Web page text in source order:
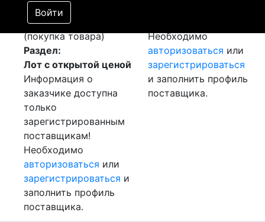
Войти
Победитель выбран
Лот №:940
(покупка товара)
Раздел:
Лот с открытой ценой
Информация о
заказчике доступна
только
зарегистрированным
поставщикам!
Необходимо
авторизоваться или
зарегистрироваться и
заполнить профиль
поставщика.
Необходимо
авторизоваться или
зарегистрироваться
и заполнить профиль
поставщика.